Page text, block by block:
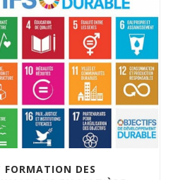
FORMATION DES